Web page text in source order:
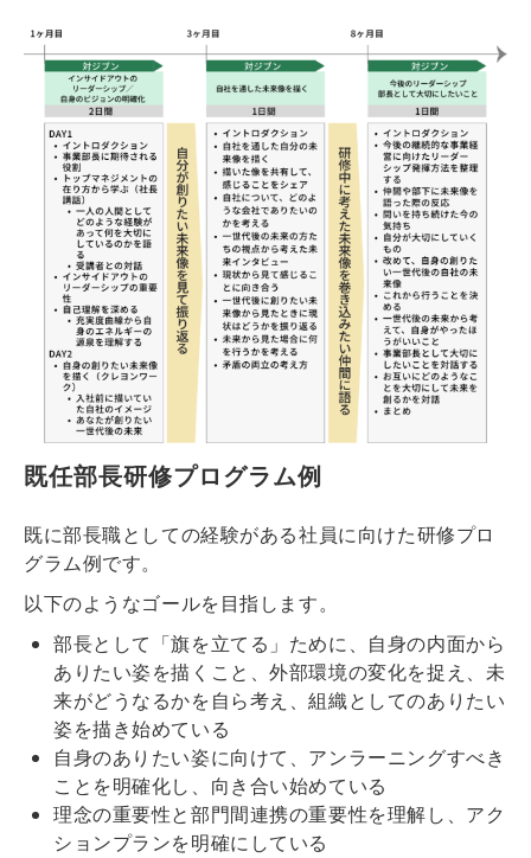
既任部長研修プログラム例
既に部長職としての経験がある社員に向けた研修プロ
グラム例です。
以下のようなゴールを目指します。
部長として「旗を立てる」ために、自身の内面から
ありたい姿を描くこと、外部環境の変化を捉え、未
来がどうなるかを自ら考え、組織としてのありたい
姿を描き始めている
自身のありたい姿に向けて、アンラーニングすべき
ことを明確化し、向き合い始めている
理念の重要性と部門間連携の重要性を理解し、アク
ションプランを明確にしている